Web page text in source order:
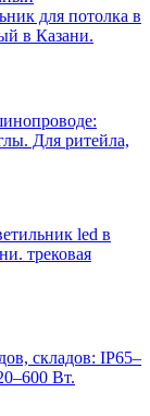
для потолка в
в Казани.
Для ритейла,
led в
трековая
складов: IP65–
Вт.